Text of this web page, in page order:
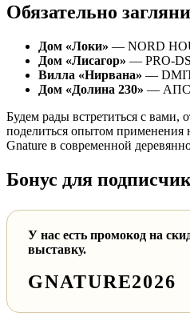
Обязательно
Дом «Локи» — NORD
Дом «Лисагор» — PRO-
Вилла «Нирвана» —
Дом «Долина 230» — АПС
Будем рады встретиться с вами,
поделиться опытом применения
Gnature в современной
Бонус для
У нас есть промокод на
выставку.
GNATURE2026